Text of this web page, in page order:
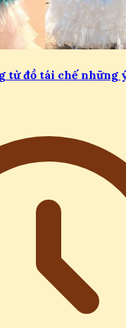
từ đồ tái chế những